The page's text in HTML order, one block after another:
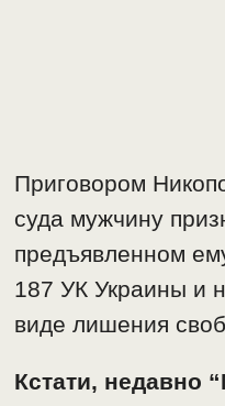
Приговором
суда мужчину
предъявленном
187 УК Украины и
виде лишения
Кстати, недавно